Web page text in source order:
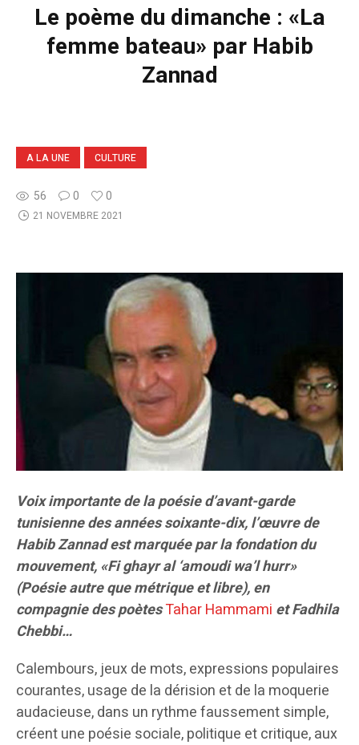
Le poème du dimanche : «La
femme bateau» par Habib
Zannad
A LA UNE CULTURE
56 0 0
21 NOVEMBRE 2021
Voix importante de la poésie d’avant-garde
tunisienne des années soixante-dix, l’œuvre de
Habib Zannad est marquée par la fondation du
mouvement, «Fi ghayr al ‘amoudi wa’l hurr»
(Poésie autre que métrique et libre), en
compagnie des poètesTahar Hammami et Fadhila
Chebbi…
Calembours, jeux de mots, expressions populaires
courantes, usage de la dérision et de la moquerie
audacieuse, dans un rythme faussement simple,
créent une poésie sociale, politique et critique, aux